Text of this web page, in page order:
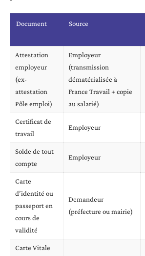
Document Source
Attestation
employeur
(ex-
attestation
Pôle emploi)
Employeur
(transmission
dématérialisée à
France Travail + copie
au salarié)
Certificat de
travail
Employeur
Solde de tout
compte
Employeur
Carte
d’identité ou
passeport en
cours de
validité
Demandeur
(préfecture ou mairie)
Carte Vitale